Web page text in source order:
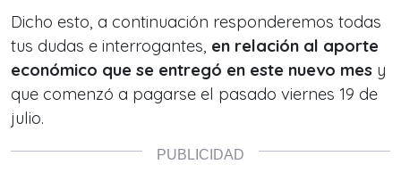
Dicho esto, a continuación responderemos todas
tus dudas e interrogantes, en relación al aporte
económico que se entregó en este nuevo mes y
que comenzó a pagarse el pasado viernes 19 de
julio.